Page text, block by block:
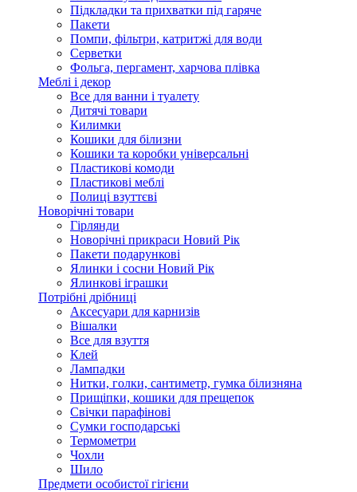
Підкладки та прихватки під гаряче
Пакети
Помпи, фільтри, катритжі для води
Серветки
Фольга, пергамент, харчова плівка
Меблі і декор
Все для ванни і туалету
Дитячі товари
Килимки
Кошики для білизни
Кошики та коробки універсальні
Пластикові комоди
Пластикові меблі
Полиці взуттєві
Новорічні товари
Гірлянди
Новорічні прикраси Новий Рік
Пакети подарункові
Ялинки і сосни Новий Рік
Ялинкові іграшки
Потрібні дрібниці
Аксесуари для карнизів
Вішалки
Все для взуття
Клей
Лампадки
Нитки, голки, сантиметр, гумка білизняна
Прищіпки, кошики для прещепок
Свічки парафінові
Сумки господарські
Термометри
Чохли
Шило
Предмети особистої гігієни